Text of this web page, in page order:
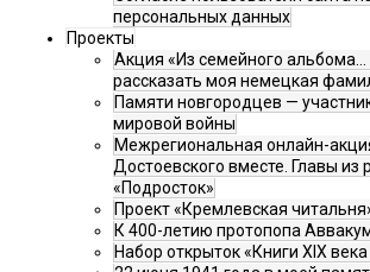
персональных данных
Проекты
Акция «Из семейного
рассказать моя немецкая
Памяти новгородцев —
мировой войны
Межрегиональная онлайн-
Достоевского вместе. Главы из
«Подросток»
Проект «Кремлевская
К 400-летию протопопа
Набор открыток «Книги XIX